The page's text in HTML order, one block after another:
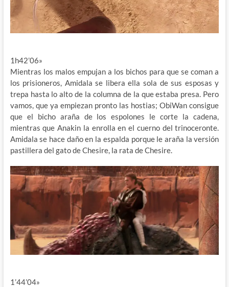
1h42’06»
Mientras los malos empujan a los bichos para que se coman a
los prisioneros, Amidala se libera ella sola de sus esposas y
trepa hasta lo alto de la columna de la que estaba presa. Pero
vamos, que ya empiezan pronto las hostias; ObiWan consigue
que el bicho araña de los espolones le corte la cadena,
mientras que Anakin la enrolla en el cuerno del trinoceronte.
Amidala se hace daño en la espalda porque le araña la versión
pastillera del gato de Chesire, la rata de Chesire.
1’44’04»